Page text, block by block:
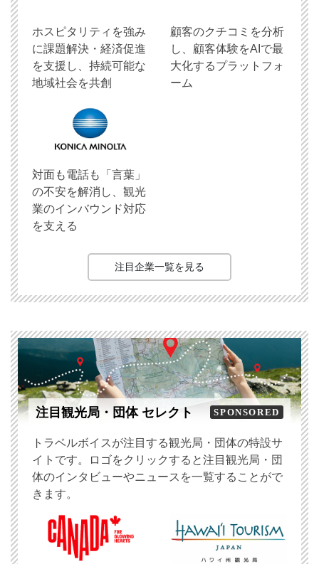
ホスピタリティを強み
に課題解決・経済促進
を支援し、持続可能な
地域社会を共創
顧客のクチコミを分析
し、顧客体験をAIで最
大化するプラットフォ
ーム
対面も電話も「言葉」
の不安を解消し、観光
業のインバウンド対応
を支える
注目企業一覧を見る
注目観光局・団体 セレクト SPONSORED
トラベルボイスが注目する観光局・団体の特設サ
イトです。ロゴをクリックすると注目観光局・団
体のインタビューやニュースを一覧することがで
きます。